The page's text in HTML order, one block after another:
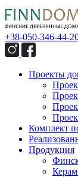
+38-050-346-44-
Проекты
Комплект
Продукция